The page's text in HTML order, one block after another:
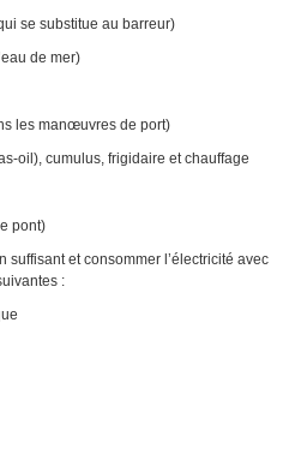
se substitue au barreur)
de mer)
les manœuvres de port)
cumulus, frigidaire et chauffage
pont)
suffisant et consommer l’électricité avec
: